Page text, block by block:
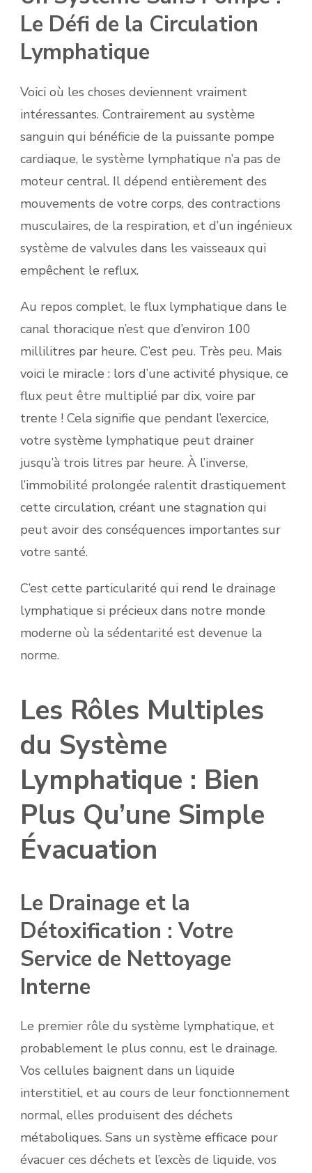
Le Défi de la Circulation
Lymphatique
Voici où les choses deviennent vraiment
intéressantes. Contrairement au système
sanguin qui bénéficie de la puissante pompe
cardiaque, le système lymphatique n’a pas de
moteur central. Il dépend entièrement des
mouvements de votre corps, des contractions
musculaires, de la respiration, et d’un ingénieux
système de valvules dans les vaisseaux qui
empêchent le reflux.
Au repos complet, le flux lymphatique dans le
canal thoracique n’est que d’environ 100
millilitres par heure. C’est peu. Très peu. Mais
voici le miracle : lors d’une activité physique, ce
flux peut être multiplié par dix, voire par
trente ! Cela signifie que pendant l’exercice,
votre système lymphatique peut drainer
jusqu’à trois litres par heure. À l’inverse,
l’immobilité prolongée ralentit drastiquement
cette circulation, créant une stagnation qui
peut avoir des conséquences importantes sur
votre santé.
C’est cette particularité qui rend le drainage
lymphatique si précieux dans notre monde
moderne où la sédentarité est devenue la
norme.
Les Rôles Multiples
du Système
Lymphatique : Bien
Plus Qu’une Simple
Évacuation
Le Drainage et la
Détoxification : Votre
Service de Nettoyage
Interne
Le premier rôle du système lymphatique, et
probablement le plus connu, est le drainage.
Vos cellules baignent dans un liquide
interstitiel, et au cours de leur fonctionnement
normal, elles produisent des déchets
métaboliques. Sans un système efficace pour
évacuer ces déchets et l’excès de liquide, vos